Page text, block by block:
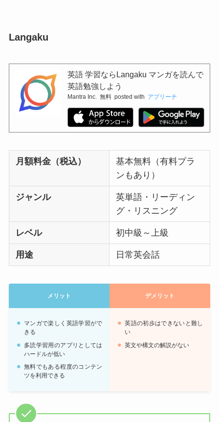
Langaku
英語 学習ならLangaku マンガを読んで
英語勉強しよう
Mantra Inc. 無料 posted with アプリーチ
月額料金（税込）
基本無料（有料プラ
ンもあり）
ジャンル
英単語・リーディン
グ・リスニング
レベル 初中級～上級
用途 日常英会話
メリット デメリット
マンガで楽しく英語学習がで
きる
多読学習用のアプリとしては
ハードルが低い
無料でもある程度のコンテン
ツを利用できる
英語の初歩はできないと難し
い
英文や構文の解説がない